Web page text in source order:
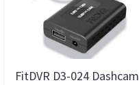
FitDVR D3-024 Dashcam